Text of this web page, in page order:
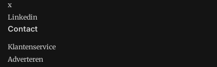
x
Linkedin
Contact
Klantenservice
Adverteren